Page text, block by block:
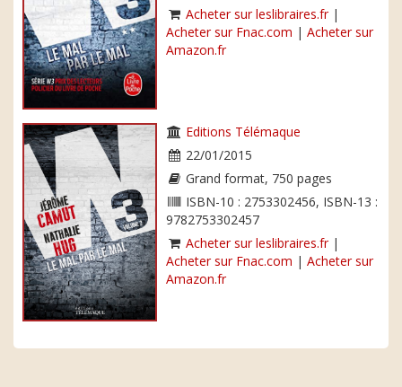
Acheter sur leslibraires.fr|
Acheter sur Fnac.com | Acheter sur
Amazon.fr
Editions Télémaque
22/01/2015
Grand format, 750 pages
ISBN-10 : 2753302456, ISBN-13 :
9782753302457
Acheter sur leslibraires.fr|
Acheter sur Fnac.com | Acheter sur
Amazon.fr